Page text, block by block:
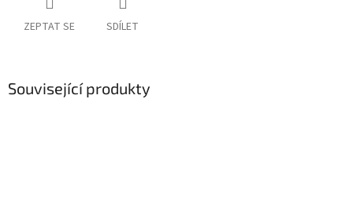
ZEPTAT SE SDÍLET
Související produkty